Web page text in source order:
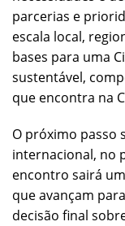
parcerias e
escala local,
bases para uma
sustentável,
que encontra na
O próximo passo
internacional, no
encontro sairá
que avançam
decisão final